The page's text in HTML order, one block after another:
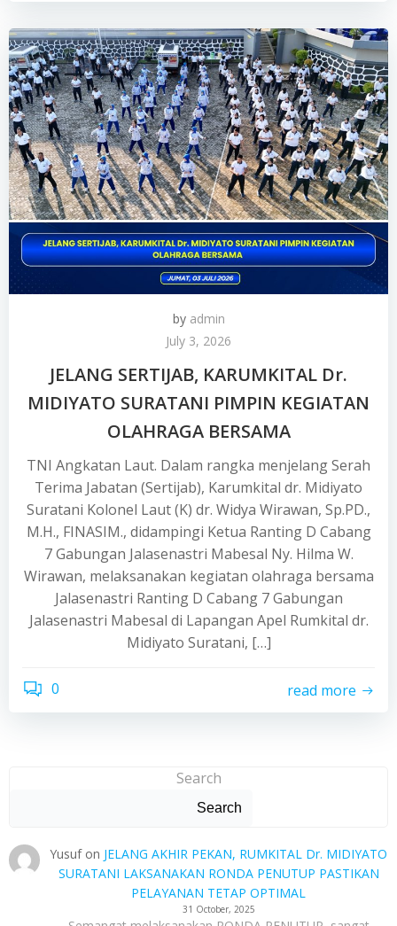
by admin
July 3, 2026
JELANG SERTIJAB, KARUMKITAL Dr.
MIDIYATO SURATANI PIMPIN KEGIATAN
OLAHRAGA BERSAMA
TNI Angkatan Laut. Dalam rangka menjelang Serah
Terima Jabatan (Sertijab), Karumkital dr. Midiyato
Suratani Kolonel Laut (K) dr. Widya Wirawan, Sp.PD.,
M.H., FINASIM., didampingi Ketua Ranting D Cabang
7 Gabungan Jalasenastri Mabesal Ny. Hilma W.
Wirawan, melaksanakan kegiatan olahraga bersama
Jalasenastri Ranting D Cabang 7 Gabungan
Jalasenastri Mabesal di Lapangan Apel Rumkital dr.
Midiyato Suratani, […]
0 read more
Search
Search
Yusufon JELANG AKHIR PEKAN, RUMKITAL Dr. MIDIYATO
SURATANI LAKSANAKAN RONDA PENUTUP PASTIKAN
PELAYANAN TETAP OPTIMAL
31 October, 2025